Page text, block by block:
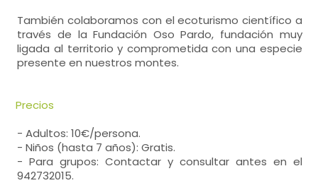
También colaboramos con el ecoturismo científico a
través de la Fundación Oso Pardo, fundación muy
ligada al territorio y comprometida con una especie
presente en nuestros montes.
Precios
- Adultos: 10€/persona.
- Niños (hasta 7 años): Gratis.
- Para grupos: Contactar y consultar antes en el
942732015.